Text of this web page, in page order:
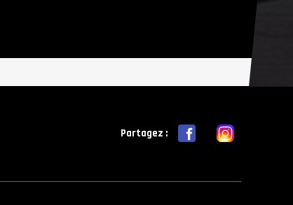
Partagez :